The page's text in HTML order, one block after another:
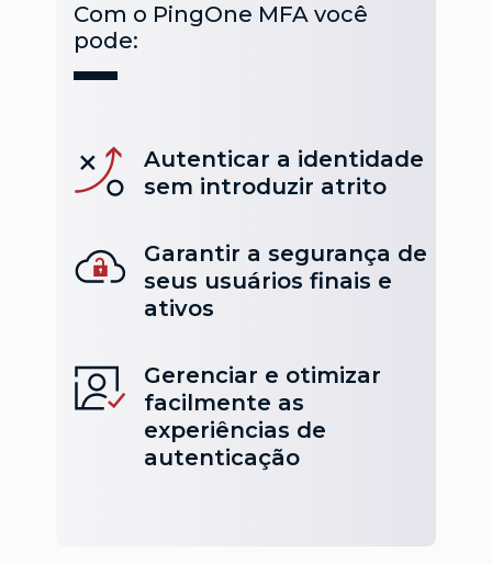
Com o PingOne MFA você
pode:
Autenticar a identidade
sem introduzir atrito
Garantir a segurança de
seus usuários finais e
ativos
Gerenciar e otimizar
facilmente as
experiências de
autenticação